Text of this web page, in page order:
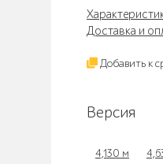
Доставка и
Добавить к
Версия
4,130 м